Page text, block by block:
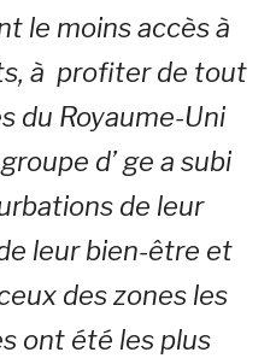
le moins accès à
à profiter de tout
du Royaume-Uni
d’ ge a subi
de leur
leur bien-être et
des zones les
ont été les plus